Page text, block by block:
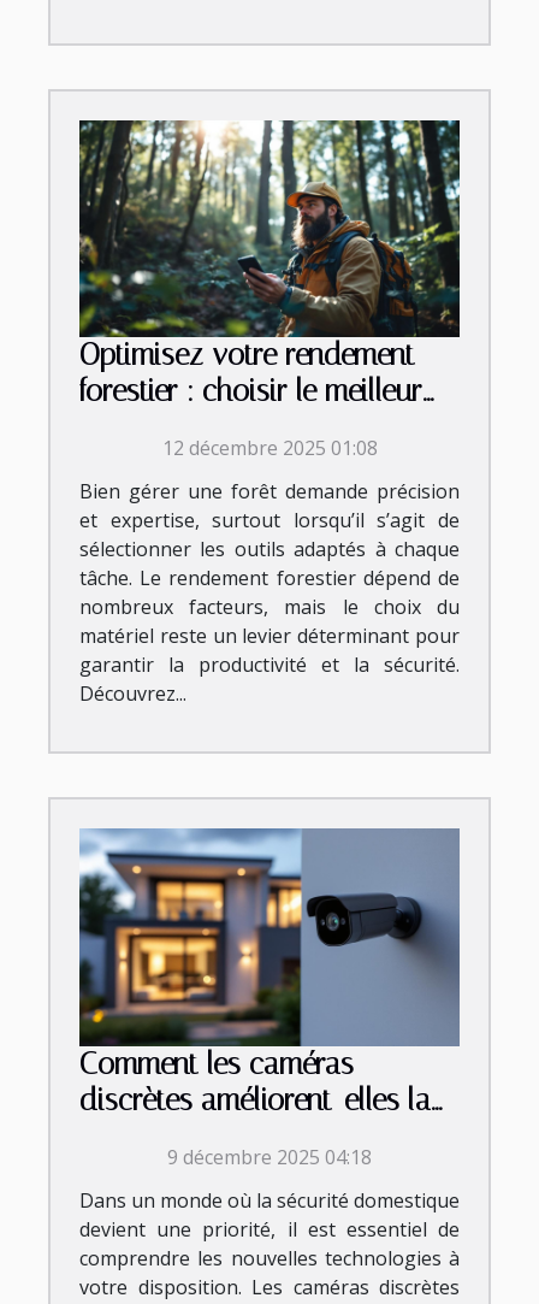
Optimisez votre rendement
forestier : choisir le meilleur
12 décembre 2025 01:08
Bien gérer une forêt demande précision
et expertise, surtout lorsqu’il s’agit de
sélectionner les outils adaptés à chaque
tâche. Le rendement forestier dépend de
nombreux facteurs, mais le choix du
matériel reste un levier déterminant pour
garantir la productivité et la sécurité.
Découvrez...
Comment les caméras
discrètes améliorent-elles la
9 décembre 2025 04:18
Dans un monde où la sécurité domestique
devient une priorité, il est essentiel de
comprendre les nouvelles technologies à
votre disposition. Les caméras discrètes